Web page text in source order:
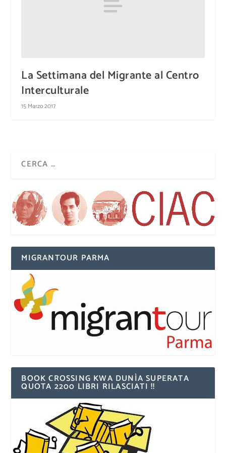
La Settimana del Migrante al Centro
Interculturale
15 Marzo 2017
MIGRANTOUR PARMA
BOOK CROSSING KWA DUNÌA SUPERATA
QUOTA 2200 LIBRI RILASCIATI !!